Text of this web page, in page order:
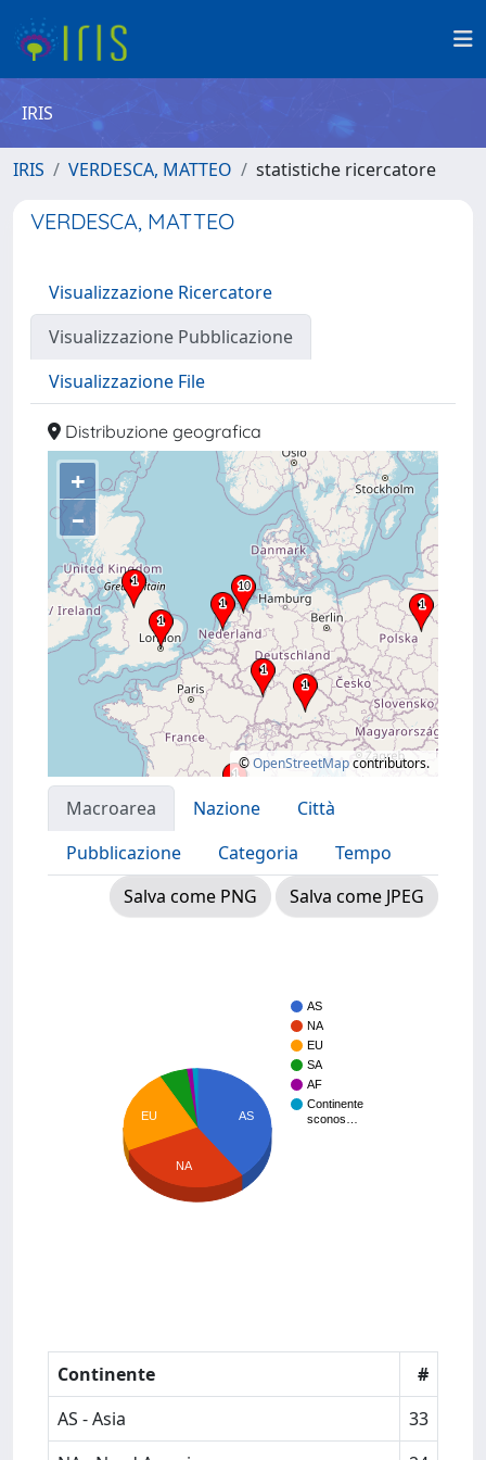
IRIS
IRIS VERDESCA, MATTEO statistiche ricercatore
VERDESCA, MATTEO
Visualizzazione Ricercatore
Visualizzazione Pubblicazione
Visualizzazione File
Distribuzione geografica
+
–
©OpenStreetMapcontributors.
Macroarea Nazione
Città
Pubblicazione
Categoria
Tempo
Salva come PNG
Salva come JPEG
AS
NA
EU
SA
AF
Continente
sconos…
AS
EU
NA
Continente
#
AS - Asia
33